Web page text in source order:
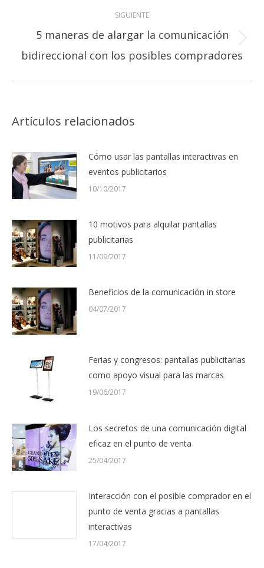
SIGUIENTE
Publicación
siguiente:
5 maneras de alargar la comunicación
bidireccional con los posibles compradores
Artículos relacionados
Cómo usar las pantallas interactivas en
eventos publicitarios
10/10/2017
10 motivos para alquilar pantallas
publicitarias
11/09/2017
Beneficios de la comunicación in store
04/07/2017
Ferias y congresos: pantallas publicitarias
como apoyo visual para las marcas
19/06/2017
Los secretos de una comunicación digital
eficaz en el punto de venta
25/04/2017
Interacción con el posible comprador en el
punto de venta gracias a pantallas
interactivas
17/04/2017